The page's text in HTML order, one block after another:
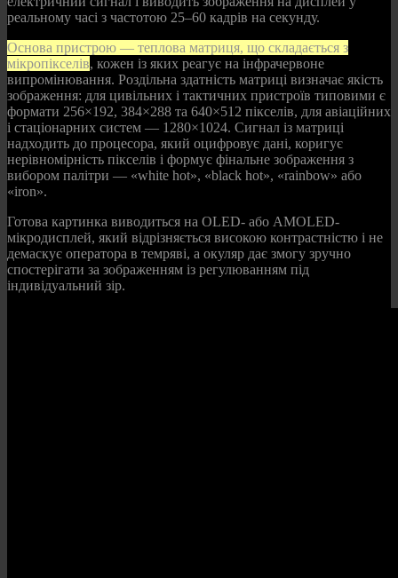
реальному часі з частотою 25–60 кадрів на секунду.
Основа пристрою — теплова матриця, що складається з
мікропікселів, кожен із яких реагує на інфрачервоне
випромінювання. Роздільна здатність матриці визначає якість
зображення: для цивільних і тактичних пристроїв типовими є
формати 256×192, 384×288 та 640×512 пікселів, для авіаційних
і стаціонарних систем — 1280×1024. Сигнал із матриці
надходить до процесора, який оцифровує дані, коригує
нерівномірність пікселів і формує фінальне зображення з
вибором палітри — «white hot», «black hot», «rainbow» або
«iron».
Готова картинка виводиться на OLED- або AMOLED-
мікродисплей, який відрізняється високою контрастністю і не
демаскує оператора в темряві, а окуляр дає змогу зручно
спостерігати за зображенням із регулюванням під
індивідуальний зір.